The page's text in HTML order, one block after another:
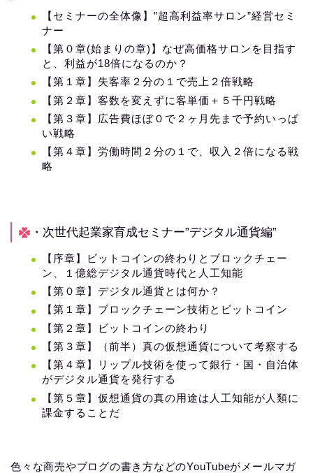
【セミナーの全体像】”超高利益率サロン”経営セミ
ナー
【第０章(始まりの章)】なぜ高価格サロンを目指す
と、利益が18倍になるのか？
【第１章】失客率２分の１で売上２倍戦略
【第２章】客数を変えずに客単価＋５千円戦略
【第３章】広告費ほぼ０で２ヶ月先まで予約いっぱ
い戦略
【第４章】労働時間２分の１で、収入２倍になる戦
略
・次世代起業家育成セミナー”デジタル通貨編”
【序章】ビットコインの終わりとブロックチェー
ン、１億総デジタル通貨時代と人工知能
【第０章】デジタル通貨とは何か？
【第１章】ブロックチェーン技術とビットコイン
【第２章】ビットコインの終わり
【第３章】（前半）真の仮想通貨について考察する
【第４章】リップル技術を使って銀行・国・自治体
がデジタル通貨を発行する
【第５章】仮想通貨の真の用途は人工知能が人類に
課金することだ
色々な商売やブログの書き方などのYouTubeがメールマガ